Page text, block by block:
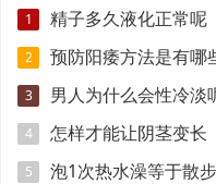
1 精子多久液化正常呢
2 预防阳痿方法是有哪
3 男人为什么会性冷淡
4 怎样才能让阴茎变长
5 泡1次热水澡等于散